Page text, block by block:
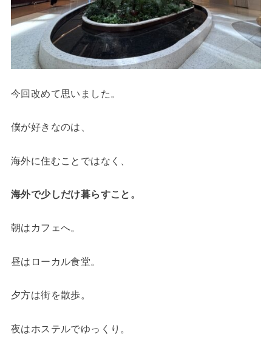
今回改めて思いました。
僕が好きなのは、
海外に住むことではなく、
海外で少しだけ暮らすこと。
朝はカフェへ。
昼はローカル食堂。
夕方は街を散歩。
夜はホステルでゆっくり。